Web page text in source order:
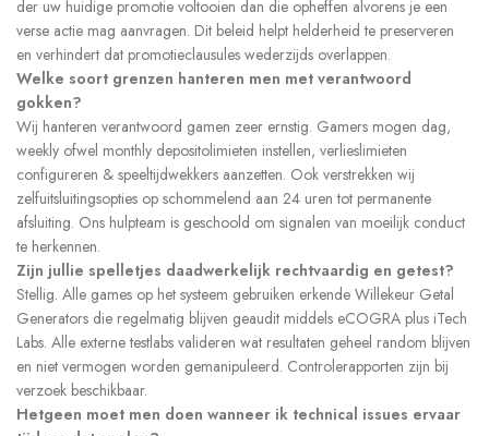
der uw huidige promotie voltooien dan die opheffen alvorens je een
verse actie mag aanvragen. Dit beleid helpt helderheid te preserveren
en verhindert dat promotieclausules wederzijds overlappen.
Welke soort grenzen hanteren men met verantwoord
gokken?
Wij hanteren verantwoord gamen zeer ernstig. Gamers mogen dag,
weekly ofwel monthly depositolimieten instellen, verlieslimieten
configureren & speeltijdwekkers aanzetten. Ook verstrekken wij
zelfuitsluitingsopties op schommelend aan 24 uren tot permanente
afsluiting. Ons hulpteam is geschoold om signalen van moeilijk conduct
te herkennen.
Zijn jullie spelletjes daadwerkelijk rechtvaardig en getest?
Stellig. Alle games op het systeem gebruiken erkende Willekeur Getal
Generators die regelmatig blijven geaudit middels eCOGRA plus iTech
Labs. Alle externe testlabs valideren wat resultaten geheel random blijven
en niet vermogen worden gemanipuleerd. Controlerapporten zijn bij
verzoek beschikbaar.
Hetgeen moet men doen wanneer ik technical issues ervaar